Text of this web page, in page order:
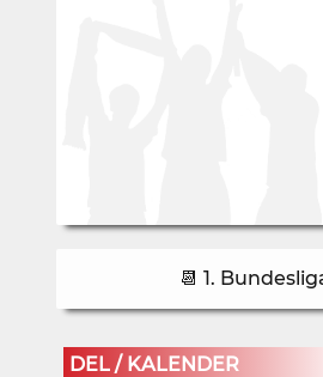
📆 1.
DEL / KALENDER